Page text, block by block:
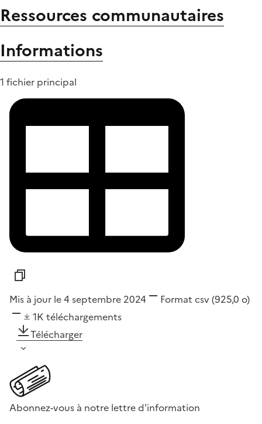
Ressources communautaires
Informations
1 fichier principal
Mis à jour le 4 septembre 2024 Format csv(925,0 o)
1K téléchargements
Télécharger
Abonnez-vous à notre lettre d'information